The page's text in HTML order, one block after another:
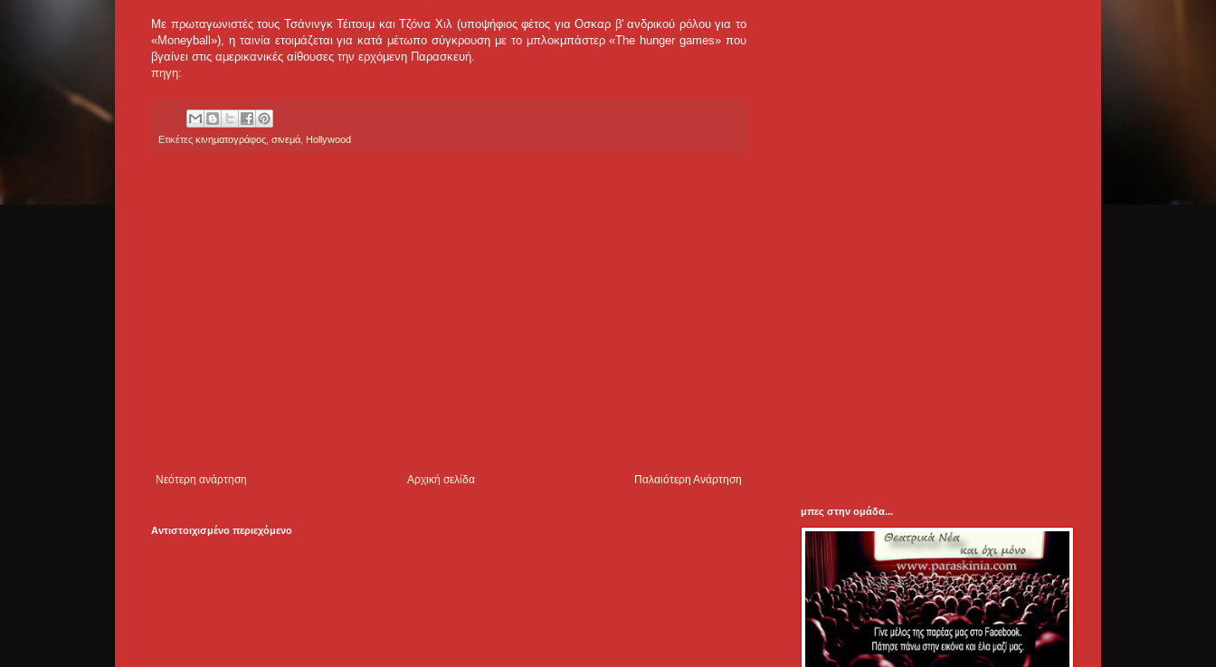
Με πρωταγωνιστές τους Τσάνινγκ Τέιτουμ και Τζόνα Χιλ (υποψήφιος φέτος για Οσκαρ β' ανδρικού ρόλου για το
«Moneyball»), η ταινία ετοιμάζεται για κατά μέτωπο σύγκρουση με το μπλοκμπάστερ «The hunger games» που
βγαίνει στις αμερικανικές αίθουσες την ερχόμενη Παρασκευή.
πηγη:
Ετικέτες κινηματογράφος σινεμά Hollywood
Νεότερη ανάρτηση Παλαιότερη Ανάρτηση
Αρχική σελίδα
Αντιστοιχισμένο περιεχόμενο
μπες στην ομάδα...